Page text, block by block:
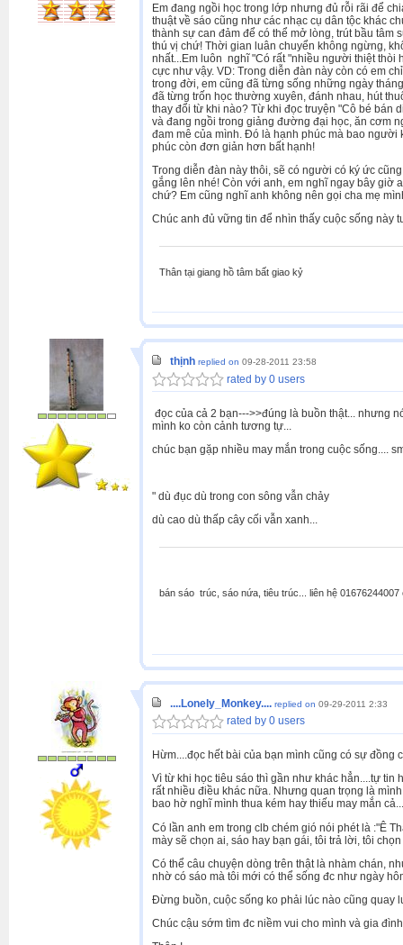
Em đang ngồi học trong lớp nhưng đủ rỗi rãi để
thuật về sáo cũng như các nhạc cụ dân tộc khác
thành sự can đảm để có thể mở lòng, trút bầu tâm
thú vị chứ! Thời gian luân chuyển không ngừng,
nhất...Em luôn nghĩ "Có rất "nhiều người thiệt thòi
cực như vậy. VD: Trong diễn đàn này còn có em
trong đời, em cũng đã từng sống những ngày
đã từng trốn học thường xuyên, đánh nhau, hút
thay đổi từ khi nào? Từ khi đọc truyện "Cô bé bán
và đang ngồi trong giảng đường đại học, ăn cơm
đam mê của mình. Đó là hạnh phúc mà bao
phúc còn đơn giản hơn bất hạnh!
Trong diễn đàn này thôi, sẽ có người có ký ức
gắng lên nhé! Còn với anh, em nghĩ ngay bây giờ
chứ? Em cũng nghĩ anh không nên gọi cha mẹ
Chúc anh đủ vững tin để nhìn thấy cuộc sống này
Thân tại giang hồ tâm bất giao kỷ
thịnh replied on 09-28-2011 23:58
rated by 0 users
đọc của cả 2 bạn--->>đúng là buồn thật... nhưng
mình ko còn cảnh tương tự...
chúc bạn gặp nhiều may mắn trong cuộc sống....
" dù đục dù trong con sông vẫn chảy
dù cao dù thấp cây cối vẫn xanh...
bán sáo trúc, sáo nứa, tiêu trúc... liên hệ 01676244007
....Lonely_Monkey.... replied on 09-29-2011 2:33
rated by 0 users
Hừm....đọc hết bài của bạn mình cũng có sự đồng
Vì từ khi học tiêu sáo thì gần như khác hẳn....tự tin
rất nhiều điều khác nữa. Nhưng quan trọng là
bao hờ nghĩ mình thua kém hay thiếu may mắn
Có lần anh em trong clb chém gió nói phét là :"Ê
mày sẽ chọn ai, sáo hay bạn gái, tôi trả lời, tôi
Có thể câu chuyện dòng trên thật là nhàm chán,
nhờ có sáo mà tôi mới có thể sống đc như ngày
Đừng buồn, cuộc sống ko phải lúc nào cũng quay
Chúc cậu sớm tìm đc niềm vui cho mình và gia